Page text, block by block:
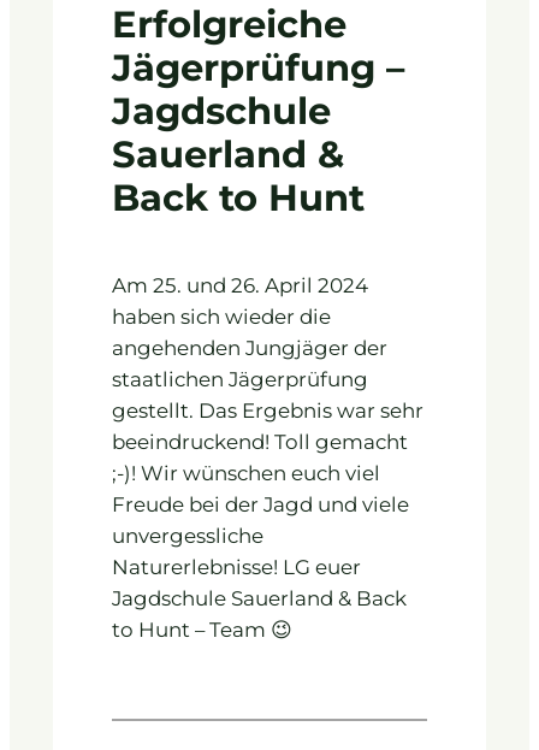
Erfolgreiche
Jägerprüfung –
Jagdschule
Sauerland &
Back to Hunt
Am 25. und 26. April 2024
haben sich wieder die
angehenden Jungjäger der
staatlichen Jägerprüfung
gestellt. Das Ergebnis war sehr
beeindruckend! Toll gemacht
;-)! Wir wünschen euch viel
Freude bei der Jagd und viele
unvergessliche
Naturerlebnisse! LG euer
Jagdschule Sauerland & Back
to Hunt – Team 😉